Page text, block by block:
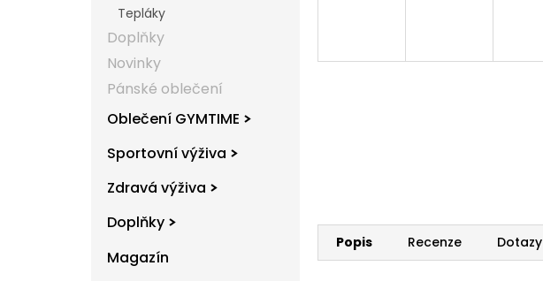
Tepláky
Doplňky
Novinky
Pánské oblečení
Oblečení GYMTIME
Sportovní výživa
Zdravá výživa
Doplňky
Magazín
Popis Recenze Dotazy